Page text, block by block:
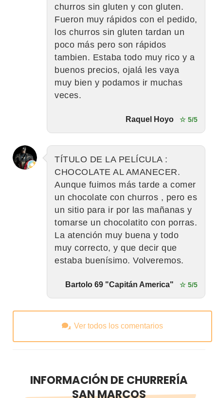
churros sin gluten y con gluten.
Fueron muy rápidos con el pedido,
los churros sin gluten tardan un
poco más pero son rápidos
tambien. Estaba todo muy rico y a
buenos precios, ojalá les vaya
muy bien y podamos ir muchas
veces.
Raquel Hoyo ☆ 5/5
TÍTULO DE LA PELÍCULA :
CHOCOLATE AL AMANECER.
Aunque fuimos más tarde a comer
un chocolate con churros , pero es
un sitio para ir por las mañanas y
tomarse un chocolatito con porras.
La atención muy buena y todo
muy correcto, y que decir que
estaba buenísimo. Volveremos.
Bartolo 69 "Capitán America" ☆ 5/5
Ver todos los comentarios
INFORMACIÓN DE CHURRERÍA
SAN MARCOS